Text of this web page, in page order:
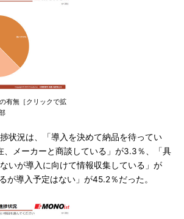
有無［クリックで拡
状況は、「導入を決めて納品を待ってい
、メーカーと商談している」が3.3％、「具
いが導入に向けて情報収集している」が
が導入予定はない」が45.2％だった。